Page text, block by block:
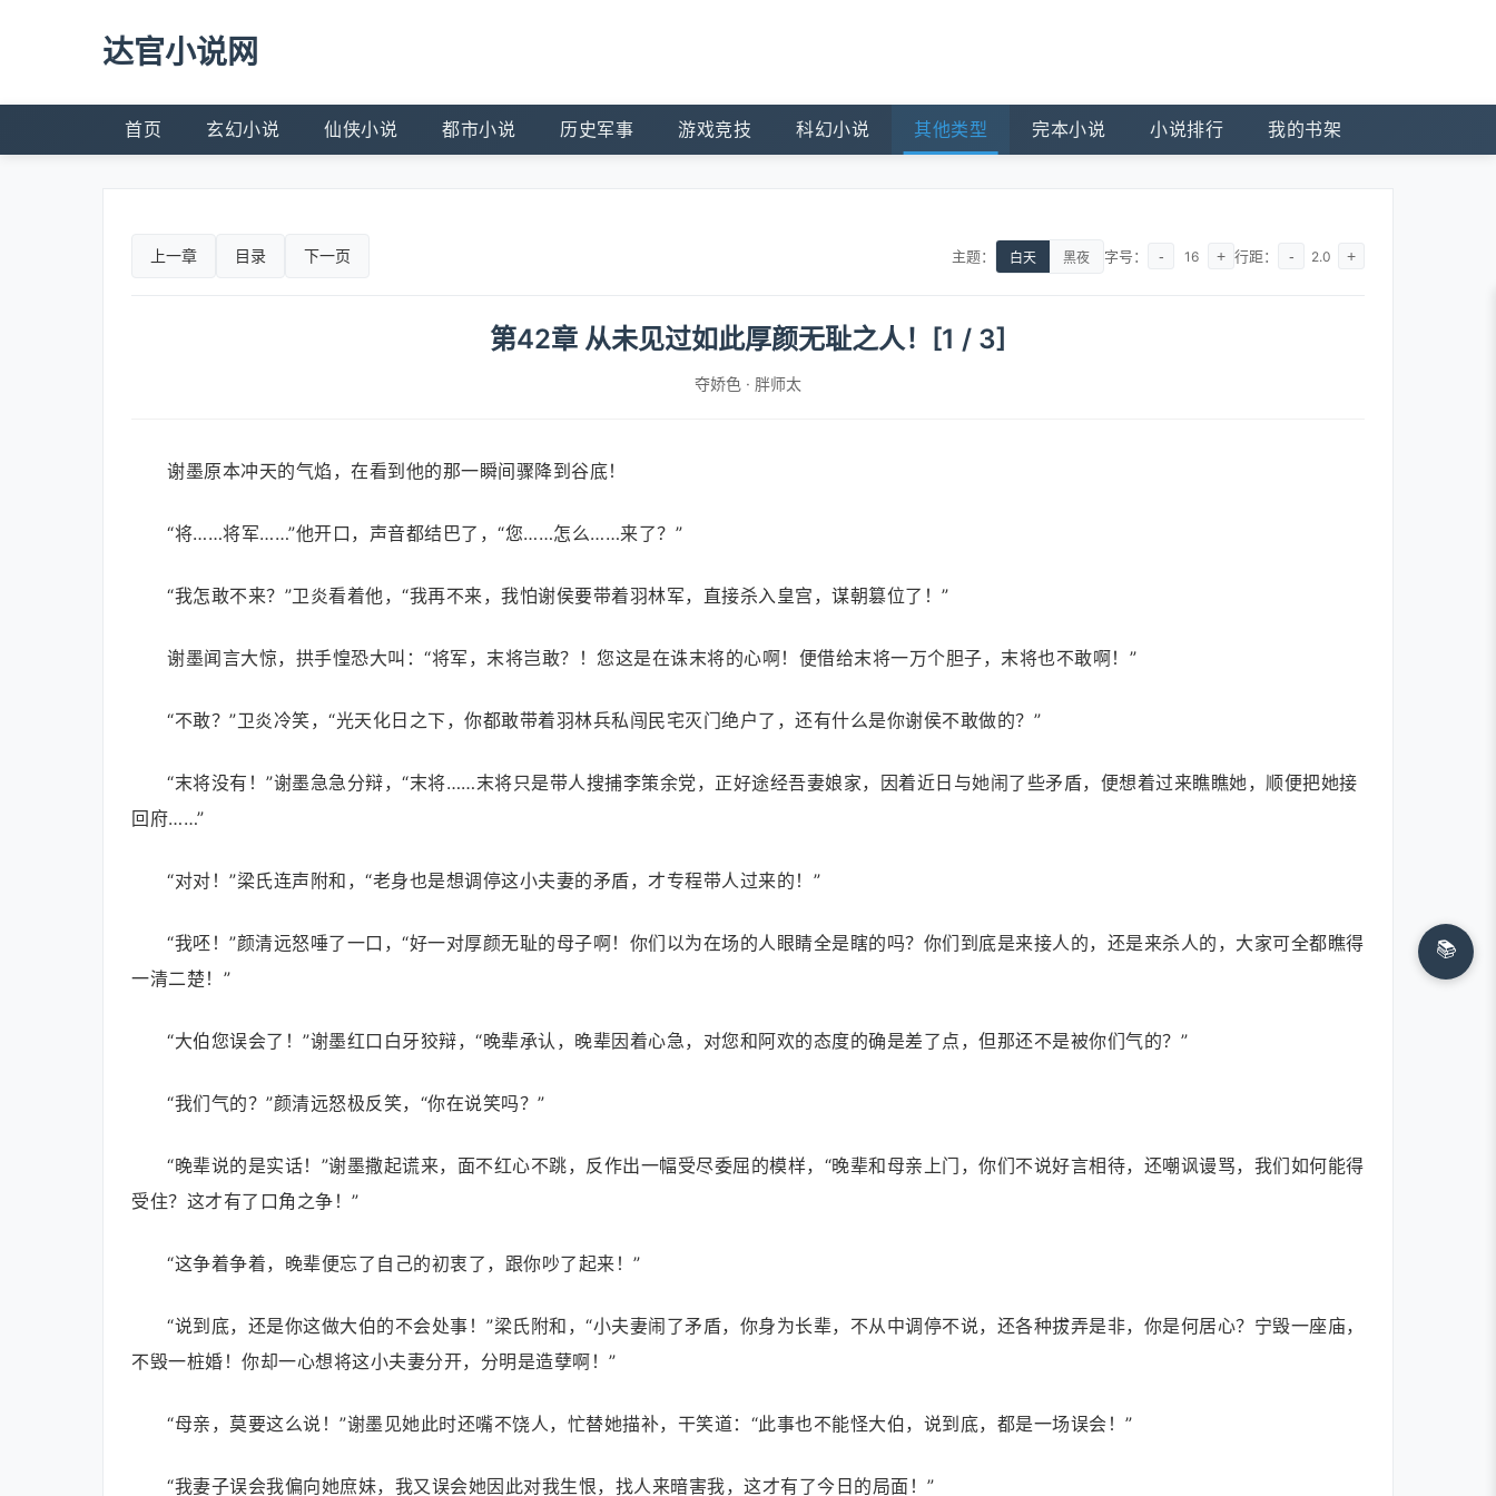
达官小说网
首页 玄幻小说 仙侠小说 都市小说 历史军事 游戏竞技 科幻小说 其他类型 完本小说 小说排行 我的书架
上一章 目录 下一页 主题： 白天 黑夜 字号： - 16 + 行距： - 2.0 +
第42章 从未见过如此厚颜无耻之人！[1 / 3]
夺娇色 · 胖师太
谢墨原本冲天的气焰，在看到他的那一瞬间骤降到谷底！
“将……将军……”他开口，声音都结巴了，“您……怎么……来了？”
“我怎敢不来？”卫炎看着他，“我再不来，我怕谢侯要带着羽林军，直接杀入皇宫，谋朝篡位了！”
谢墨闻言大惊，拱手惶恐大叫：“将军，末将岂敢？！您这是在诛末将的心啊！便借给末将一万个胆子，末将也不敢啊！”
“不敢？”卫炎冷笑，“光天化日之下，你都敢带着羽林兵私闯民宅灭门绝户了，还有什么是你谢侯不敢做的？”
“末将没有！”谢墨急急分辩，“末将……末将只是带人搜捕李策余党，正好途经吾妻娘家，因着近日与她闹了些矛盾，便想着过来瞧瞧她，顺便把她接
回府……”
“对对！”梁氏连声附和，“老身也是想调停这小夫妻的矛盾，才专程带人过来的！”
“我呸！”颜清远怒唾了一口，“好一对厚颜无耻的母子啊！你们以为在场的人眼睛全是瞎的吗？你们到底是来接人的，还是来杀人的，大家可全都瞧得
一清二楚！”
“大伯您误会了！”谢墨红口白牙狡辩，“晚辈承认，晚辈因着心急，对您和阿欢的态度的确是差了点，但那还不是被你们气的？”
“我们气的？”颜清远怒极反笑，“你在说笑吗？”
“晚辈说的是实话！”谢墨撒起谎来，面不红心不跳，反作出一幅受尽委屈的模样，“晚辈和母亲上门，你们不说好言相待，还嘲讽谩骂，我们如何能得
受住？这才有了口角之争！”
“这争着争着，晚辈便忘了自己的初衷了，跟你吵了起来！”
“说到底，还是你这做大伯的不会处事！”梁氏附和，“小夫妻闹了矛盾，你身为长辈，不从中调停不说，还各种拔弄是非，你是何居心？宁毁一座庙，
不毁一桩婚！你却一心想将这小夫妻分开，分明是造孽啊！”
“母亲，莫要这么说！”谢墨见她此时还嘴不饶人，忙替她描补，干笑道：“此事也不能怪大伯，说到底，都是一场误会！”
“我妻子误会我偏向她庶妹，我又误会她因此对我生恨，找人来暗害我，这才有了今日的局面！”
📚